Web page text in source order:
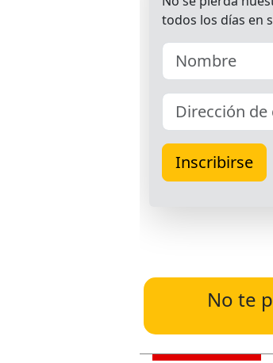
No te